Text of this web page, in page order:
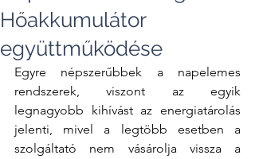
Hőakkumulátor
együttműködése
Egyre népszerűbbek a napelemes
rendszerek, viszont az egyik
legnagyobb kihívást az energiatárolás
jelenti, mivel a legtöbb esetben a
szolgáltató nem vásárolja vissza a